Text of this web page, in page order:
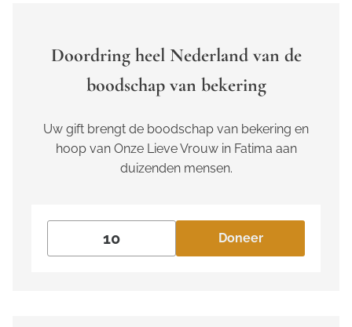
Doordring heel Nederland van de
boodschap van bekering
Uw gift brengt de boodschap van bekering en
hoop van Onze Lieve Vrouw in Fatima aan
duizenden mensen.
Doneer